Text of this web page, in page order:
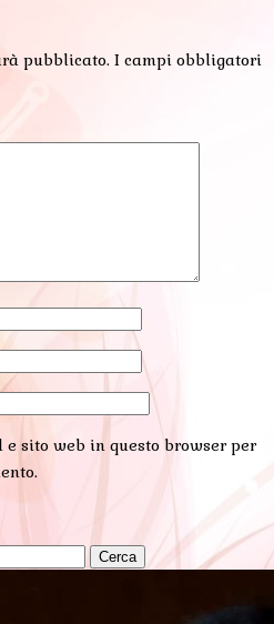
pubblicato. I campi obbligatori
sito web in questo browser per